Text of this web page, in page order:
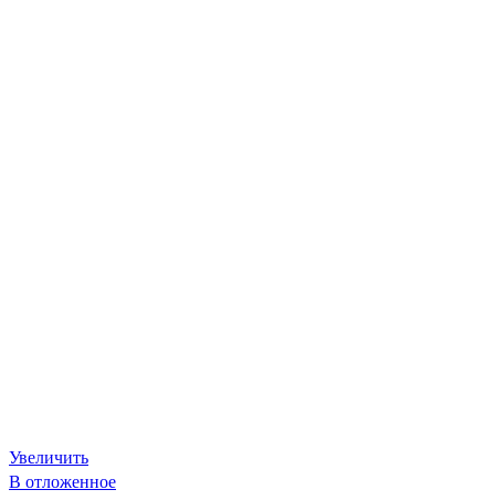
Увеличить
В отложенное